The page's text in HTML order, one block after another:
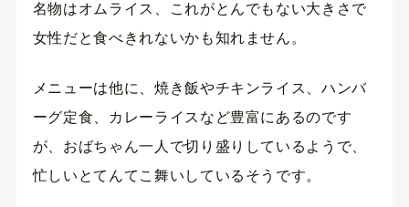
名物はオムライス、これがとんでもない大きさで
女性だと食べきれないかも知れません。
メニューは他に、焼き飯やチキンライス、ハンバ
ーグ定食、カレーライスなど豊富にあるのです
が、おばちゃん一人で切り盛りしているようで、
忙しいとてんてこ舞いしているそうです。